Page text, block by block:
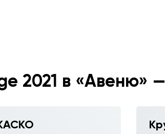
2021 в «Авеню»